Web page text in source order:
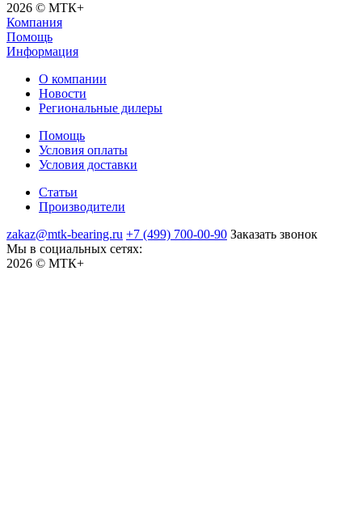
2026 © МТК+
Компания
Помощь
Информация
О компании
Новости
Региональные дилеры
Помощь
Условия оплаты
Условия доставки
Статьи
Производители
zakaz@mtk-bearing.ru +7 (499) 700-00-90 Заказать звонок
Мы в социальных сетях:
2026 © МТК+